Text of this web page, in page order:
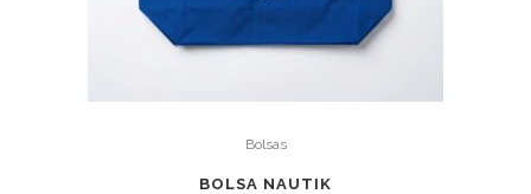
Bolsas
BOLSA NAUTIK